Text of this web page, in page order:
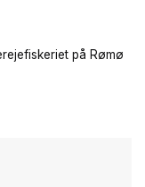
på Rømø